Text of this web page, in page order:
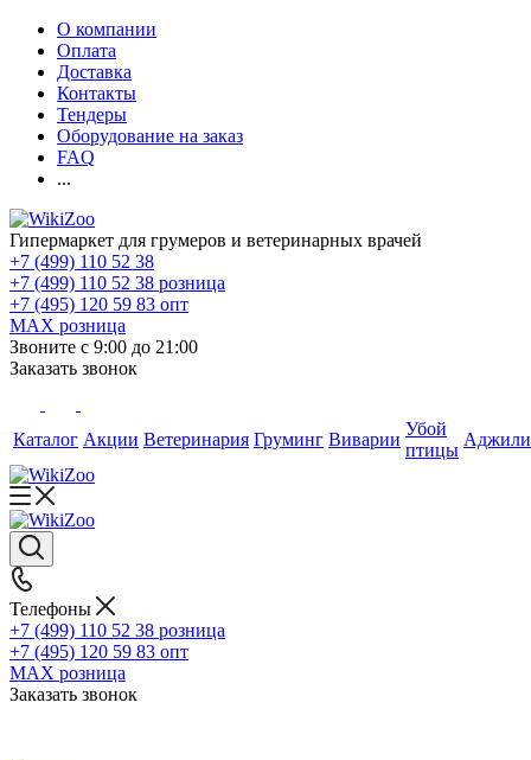
О компании
Оплата
Доставка
Контакты
Тендеры
Оборудование на заказ
FAQ
...
Гипермаркет для грумеров и ветеринарных врачей
+7 (499) 110 52 38
+7 (499) 110 52 38 розница
+7 (495) 120 59 83 опт
MAX розница
Звоните с 9:00 до 21:00
Заказать звонок
Каталог Акции Ветеринария Груминг Виварии
Убой
птицы
Телефоны
+7 (499) 110 52 38 розница
+7 (495) 120 59 83 опт
MAX розница
Заказать звонок